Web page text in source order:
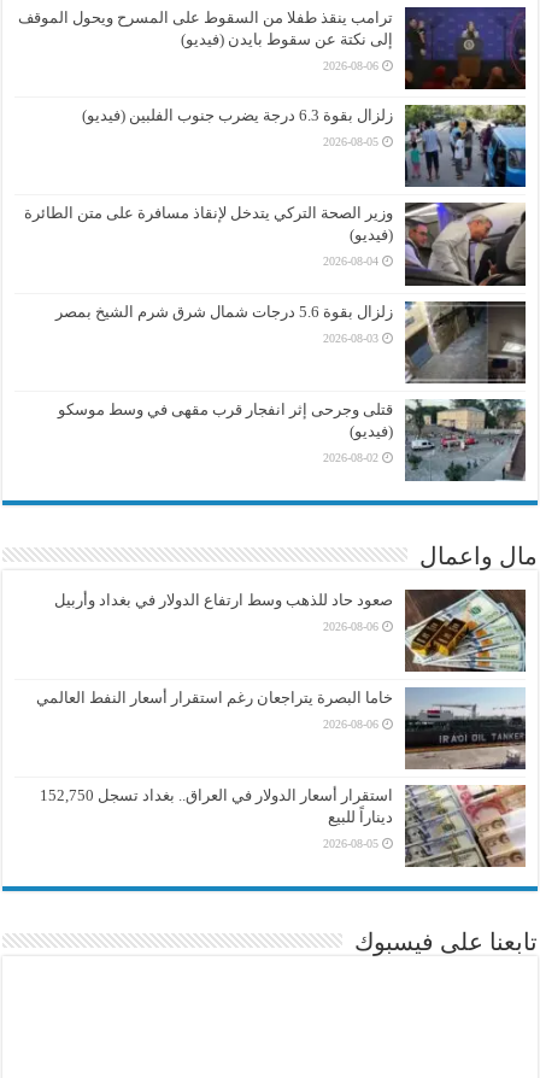
ترامب ينقذ طفلا من السقوط على المسرح ويحول الموقف
إلى نكتة عن سقوط بايدن (فيديو)
2026-08-06
زلزال بقوة 6.3 درجة يضرب جنوب الفلبين (فيديو)
2026-08-05
وزير الصحة التركي يتدخل لإنقاذ مسافرة على متن الطائرة
(فيديو)
2026-08-04
زلزال بقوة 5.6 درجات شمال شرق شرم الشيخ بمصر
2026-08-03
قتلى وجرحى إثر انفجار قرب مقهى في وسط موسكو
(فيديو)
2026-08-02
مال واعمال
صعود حاد للذهب وسط ارتفاع الدولار في بغداد وأربيل
2026-08-06
خاما البصرة يتراجعان رغم استقرار أسعار النفط العالمي
2026-08-06
استقرار أسعار الدولار في العراق.. بغداد تسجل 152,750
ديناراً للبيع
2026-08-05
تابعنا على فيسبوك